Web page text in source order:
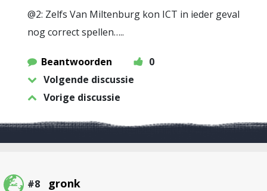
@2: Zelfs Van Miltenburg kon ICT in ieder geval
nog correct spellen…..
Beantwoorden
0
Volgende discussie
Vorige discussie
#8 gronk